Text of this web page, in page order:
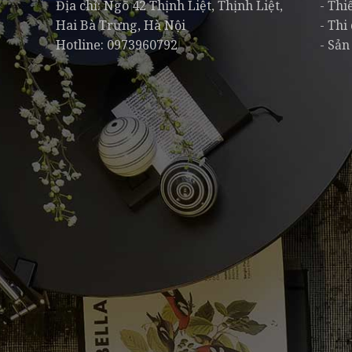
Địa chỉ: Ngõ 42 Thịnh Liệt, Thịnh Liệt,
Hai Bà Trưng, Hà Nội
Hotline: 0973960792
-
- Thi
-